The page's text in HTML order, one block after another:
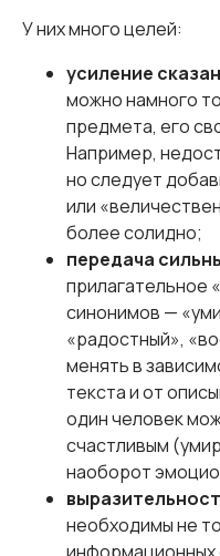
У них много целей:
усиление
можно намного
предмета, его
Например,
но следует
или
более солидно;
передача
прилагательное
синонимов —
«радостный»,
менять в
текста и от
один человек
счастливым
наоборот
необходимы не